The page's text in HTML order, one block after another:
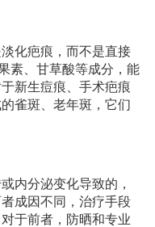
化疤痕，而不是直接
素、甘草酸等成分，能
新生痘痕、手术疤痕
雀斑、老年斑，它们
内分泌变化导致的，
成因不同，治疗手段
于前者，防晒和专业